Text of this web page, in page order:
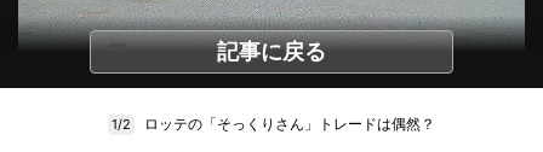
記事に戻る
1/2 ロッテの「そっくりさん」トレードは偶然？